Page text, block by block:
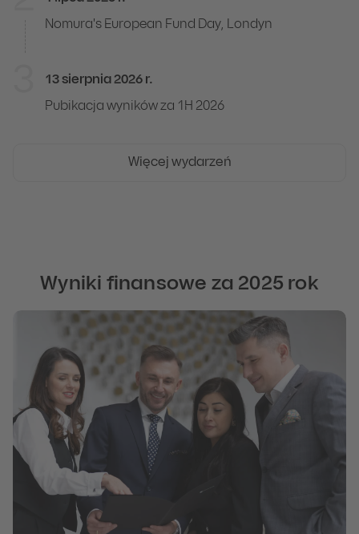
Nomura's European Fund Day, Londyn
13 sierpnia 2026 r.
Pubikacja wyników za 1H 2026
Więcej wydarzeń
Wyniki finansowe za 2025 rok